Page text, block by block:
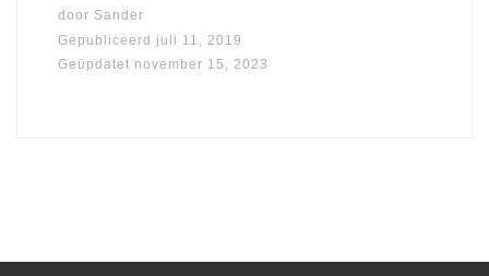
door Sander
Gepubliceerd juli 11, 2019
Geüpdatet november 15, 2023